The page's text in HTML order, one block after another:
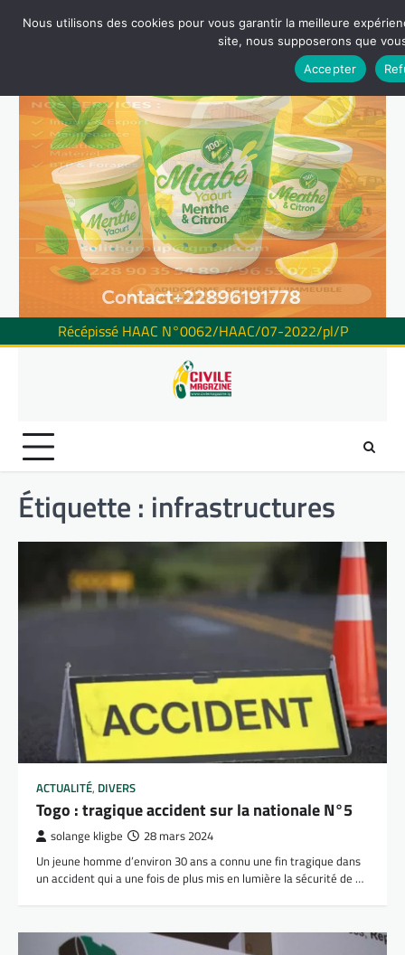
Récépissé HAAC N°0062/HAAC/07-2022/pl/P
Étiquette : infrastructures
ACTUALITÉ, DIVERS
Togo : tragique accident sur la nationale N°5
solange kligbe 28 mars 2024
Un jeune homme d’environ 30 ans a connu une fin tragique dans
un accident qui a une fois de plus mis en lumière la sécurité de …
Nous utilisons des cookies pour vous garantir la meilleure
site, nous supposerons que
Accepter